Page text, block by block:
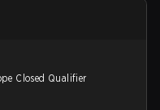
Closed Qualifier